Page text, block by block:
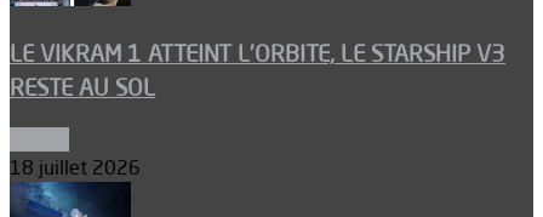
LE VIKRAM 1 ATTEINT L’ORBITE, LE STARSHIP V3
RESTE AU SOL
18 juillet 2026